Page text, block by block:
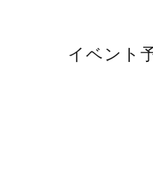
イベント